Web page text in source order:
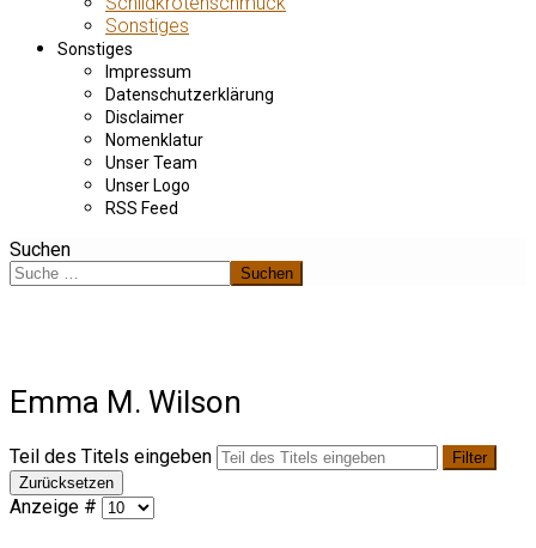
Sonstiges
Sonstiges
Impressum
Datenschutzerklärung
Disclaimer
Nomenklatur
Unser Team
Unser Logo
RSS Feed
Suchen
Suchen
Emma M. Wilson
Teil des Titels eingeben
Filter
Zurücksetzen
Anzeige #